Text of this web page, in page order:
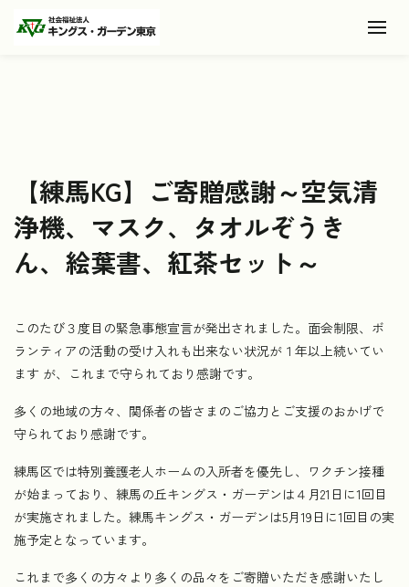
【練馬KG】ご寄贈感謝～空気清
浄機、マスク、タオルぞうき
ん、絵葉書、紅茶セット～
このたび３度目の緊急事態宣言が発出されました。面会制限、ボ
ランティアの活動の受け入れも出来ない状況が１年以上続いてい
ます が、これまで守られており感謝です。
多くの地域の方々、関係者の皆さまのご協力とご支援のおかげで
守られており感謝です。
練馬区では特別養護老人ホームの入所者を優先し、ワクチン接種
が始まっており、練馬の丘キングス・ガーデンは４月21日に1回目
が実施されました。練馬キングス・ガーデンは5月19日に1回目の実
施予定となっています。
これまで多くの方々より多くの品々をご寄贈いただき感謝いたし